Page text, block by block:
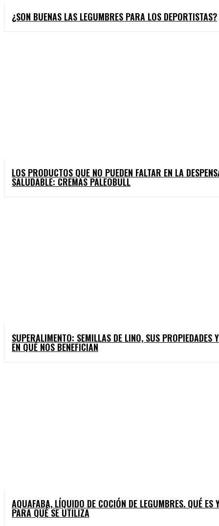
¿SON BUENAS LAS LEGUMBRES PARA LOS DEPORTISTAS?
LOS PRODUCTOS QUE NO PUEDEN FALTAR EN LA
SALUDABLE: CREMAS PALEOBULL
SUPERALIMENTO: SEMILLAS DE LINO, SUS PROPIEDADES Y
EN QUÉ NOS BENEFICIAN
AQUAFABA, LÍQUIDO DE COCIÓN DE LEGUMBRES. QUÉ ES
PARA QUÉ SE UTILIZA